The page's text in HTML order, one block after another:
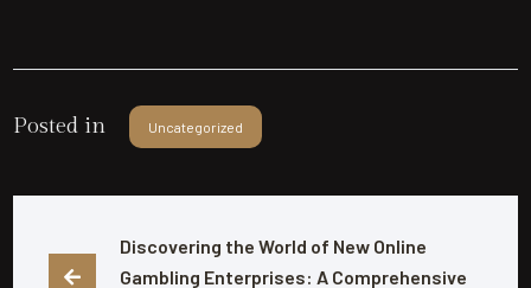
Posted in Uncategorized
Discovering the World of New Online
Gambling Enterprises: A Comprehensive